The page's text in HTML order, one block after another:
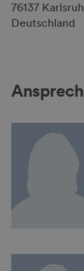
76137
Deutschland